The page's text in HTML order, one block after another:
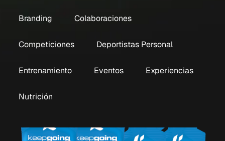
Branding Colaboraciones
Competiciones Deportistas Personal
Entrenamiento Eventos Experiencias
Nutrición